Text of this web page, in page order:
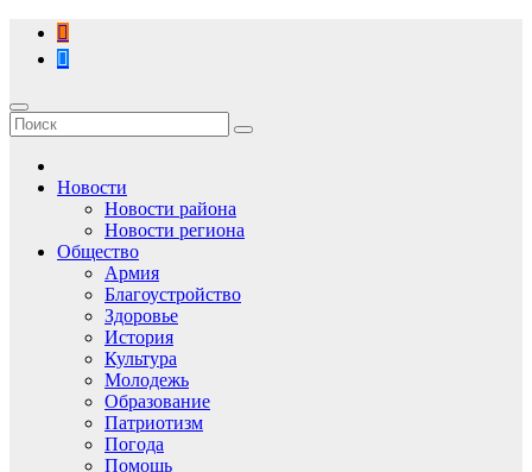
Перейти
содержимому
Новости
Новости района
Новости региона
Общество
Армия
Благоустройство
Здоровье
История
Культура
Молодежь
Образование
Патриотизм
Погода
Помощь